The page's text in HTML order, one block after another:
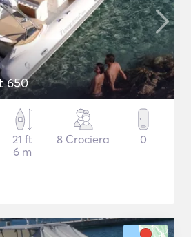
650
21 ft
6 m
8 Crociera 0